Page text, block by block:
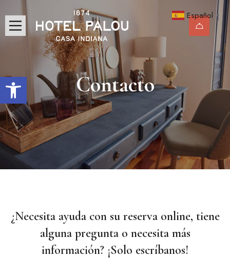
Abrir barra de herramientasContacto
¿Necesita ayuda con su reserva online, tiene
alguna pregunta o necesita más
información? ¡Solo escríbanos!
Español ▼